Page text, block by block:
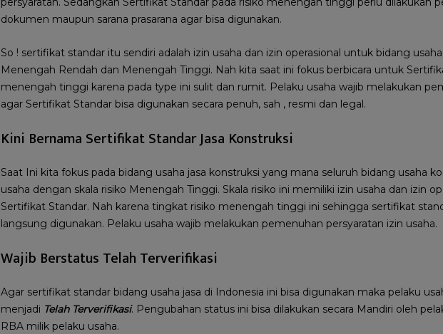
dokumen maupun sarana prasarana agar bisa digunakan.
So ! sertifikat standar itu sendiri adalah izin usaha dan izin operasional untuk bidang
Menengah Rendah dan Menengah Tinggi. Nah kita saat ini fokus berbicara untuk
menengah tinggi karena pada type ini sulit dan rumit. Pelaku usaha wajib melakukan
agar Sertifikat Standar bisa digunakan secara penuh, sah , resmi dan legal.
Kini Bernama Sertifikat Standar Jasa Konstruksi
Saat Ini kita fokus pada bidang usaha jasa konstruksi yang mana seluruh bidang usaha
usaha dengan skala risiko Menengah Tinggi. Skala risiko ini memiliki izin usaha dan izin
Sertifikat Standar. Nah karena tingkat risiko menengah tinggi ini sehingga sertifikat
langsung digunakan. Pelaku usaha wajib melakukan pemenuhan persyaratan izin usaha.
Wajib Berstatus Telah Terverifikasi
Agar sertifikat standar bidang usaha jasa di Indonesia ini bisa digunakan maka pelaku
menjadi Telah Terverifikasi. Pengubahan status ini bisa dilakukan secara Mandiri oleh
RBA milik pelaku usaha.